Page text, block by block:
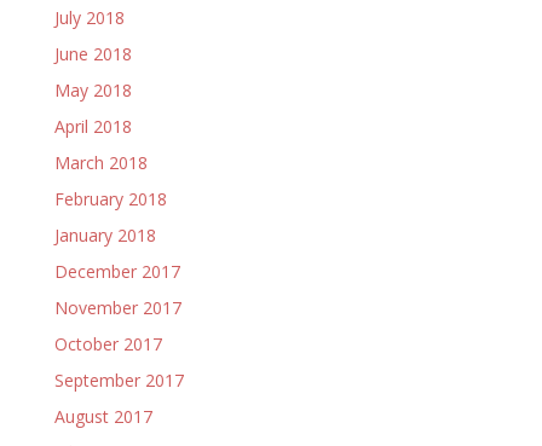
July 2018
June 2018
May 2018
April 2018
March 2018
February 2018
January 2018
December 2017
November 2017
October 2017
September 2017
August 2017